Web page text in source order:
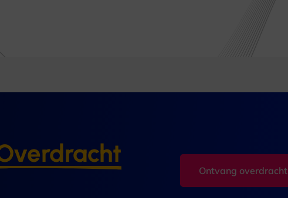
Ontvang overdracht